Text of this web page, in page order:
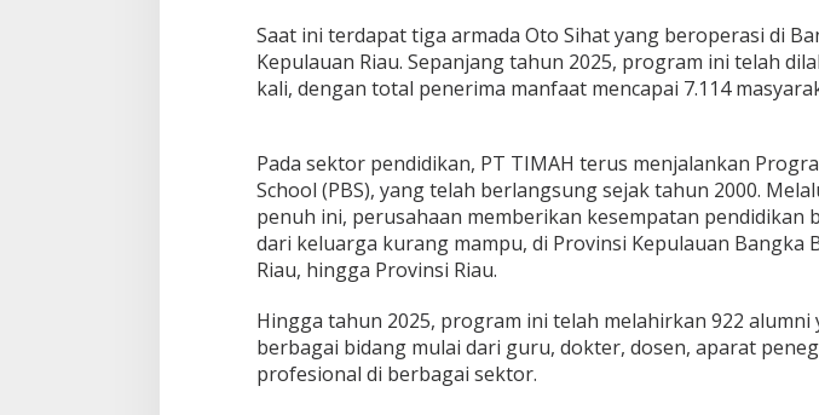
Saat ini terdapat tiga armada Oto Sihat yang beroperasi di
Kepulauan Riau. Sepanjang tahun 2025, program ini telah
kali, dengan total penerima manfaat mencapai 7.114
Pada sektor pendidikan, PT TIMAH terus menjalankan
School (PBS), yang telah berlangsung sejak tahun 2000.
penuh ini, perusahaan memberikan kesempatan pendidikan
dari keluarga kurang mampu, di Provinsi Kepulauan Bangka
Riau, hingga Provinsi Riau.
Hingga tahun 2025, program ini telah melahirkan 922
berbagai bidang mulai dari guru, dokter, dosen, aparat
profesional di berbagai sektor.